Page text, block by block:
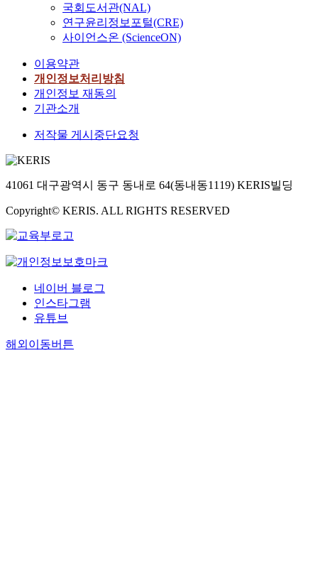
국회도서관(NAL)
연구윤리정보포털(CRE)
사이언스온 (ScienceON)
이용약관
개인정보처리방침
개인정보 재동의
기관소개
저작물 게시중단요청
41061 대구광역시 동구 동내로 64(동내동1119) KERIS빌딩
Copyright© KERIS. ALL RIGHTS RESERVED
네이버 블로그
인스타그램
유튜브
해외이동버튼